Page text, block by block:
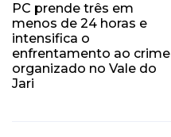
PC prende três em
menos de 24 horas e
intensifica o
enfrentamento ao crime
organizado no Vale do
Jari